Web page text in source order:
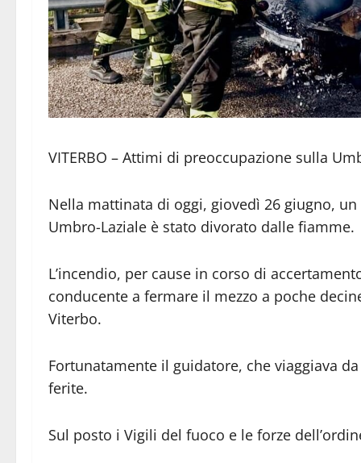
VITERBO – Attimi di preoccupazione sulla
Nella mattinata di oggi, giovedì 26 giugno,
Umbro-Laziale è stato divorato dalle fiamme.
L’incendio, per cause in corso di
conducente a fermare il mezzo a poche
Viterbo.
Fortunatamente il guidatore, che viaggiava
ferite.
Sul posto i Vigili del fuoco e le forze